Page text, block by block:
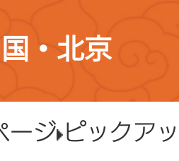
・北京
ージ ピックア